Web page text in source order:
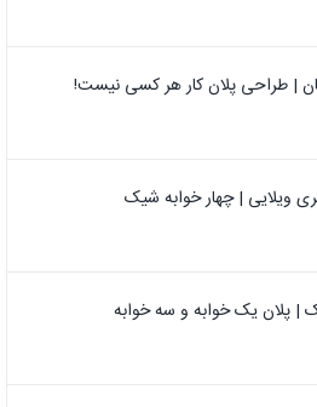
| طراحی پلان کار هر کسی نیست!
| پلان یک خوابه و سه خوابه